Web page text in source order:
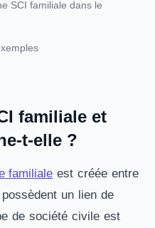
SCI familiale dans le
familiale et
t-elle ?
familiale est créée entre
un lien de
de société civile est